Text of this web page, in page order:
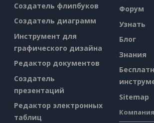
Создатель флипбуков
Создатель диаграмм
Инструмент для
графического дизайна
Редактор документов
Создатель
презентаций
Редактор электронных
таблиц
Форум
Узнать
Блог
Знания
Sitemap
Компания